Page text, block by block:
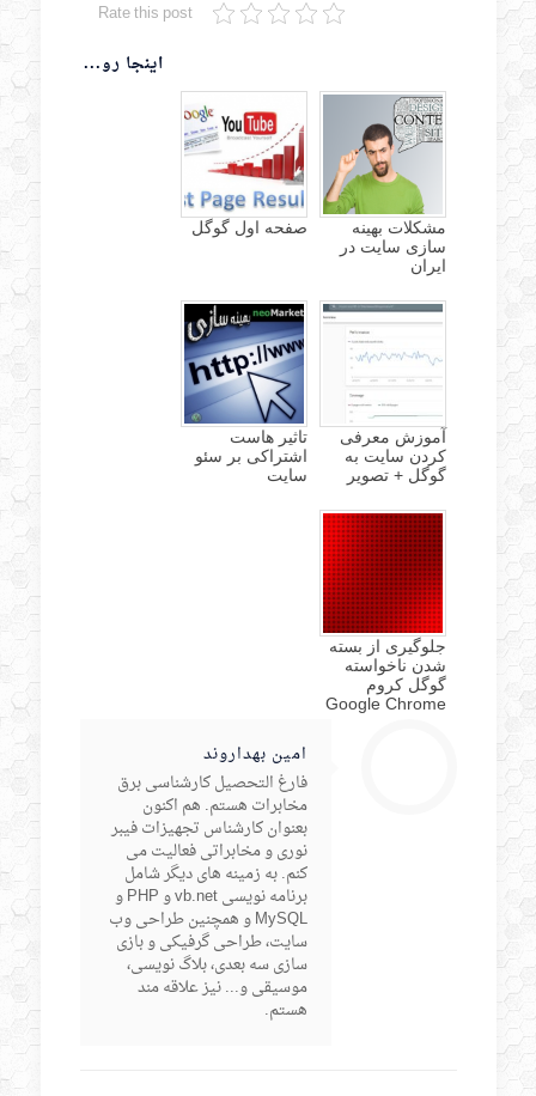
Rate this post
اینجا رو...
مشکلات بهینه
سازی سایت در
ایران
صفحه اول گوگل
آموزش معرفی
کردن سایت به
گوگل + تصویر
تاثیر هاست
اشتراکی بر سئو
سایت
جلوگیری از بسته
شدن ناخواسته
گوگل کروم
Google Chrome
امین بهداروند
فارغ التحصیل کارشناسی برق
مخابرات هستم. هم اکنون
بعنوان کارشناس تجهیزات فیبر
نوری و مخابراتی فعالیت می
کنم. به زمینه های دیگر شامل
برنامه نویسی vb.net و PHP و
MySQL و همچنین طراحی وب
سایت، طراحی گرفیکی و بازی
سازی سه بعدی، بلاگ نویسی،
موسیقی و... نیز علاقه مند
هستم.